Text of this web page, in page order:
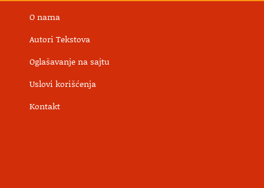
O nama
Autori Tekstova
Oglašavanje na sajtu
Uslovi korišćenja
Kontakt